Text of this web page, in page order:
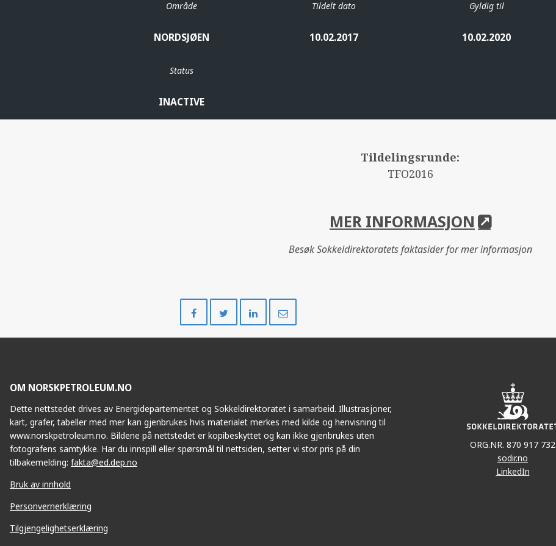
Område
NORDSJØEN
Tildelt dato
10.02.2017
Gyldig til
10.02.2020
Status
INACTIVE
Tildelingsrunde:
TFO2016
MER INFORMASJON
Besøk Sokkeldirektoratets faktasider for mer informasjon
på
på
på
OM NORSKPETROLEUM.NO
Dette nettstedet drives av Energidepartementet og Sokkeldirektoratet i samarbeid. Illustrasjoner,
kart, grafer, tabeller med mer kan gjenbrukes hvis materialet merkes med kilde og henvisning til
www.norskpetroleum.no. Bildene på nettstedet er kopibeskyttet og kan ikke gjenbrukes uten
fotografens samtykke. Har du innspill eller spørsmål til nettsiden, setter vi stor pris på din
tilbakemelding: fakta@ed.dep.no
Bruk av innhold
Personvernerklæring
Tilgjengelighetserklæring
ORG.NR. 870 917 732
sodir.no
LinkedIn